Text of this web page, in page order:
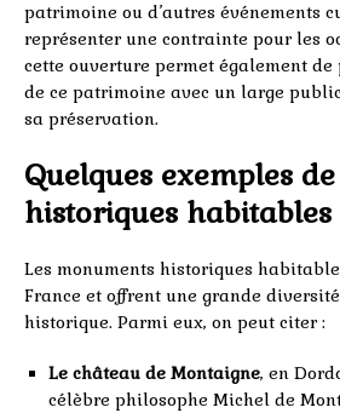
patrimoine ou d’autres événements
représenter une contrainte pour les
cette ouverture permet également
de ce patrimoine avec un large
sa préservation.
Quelques exemples
historiques habitables
Les monuments historiques
France et offrent une grande
historique. Parmi eux, on peut citer :
Le château de Montaigne, en
célèbre philosophe Michel de